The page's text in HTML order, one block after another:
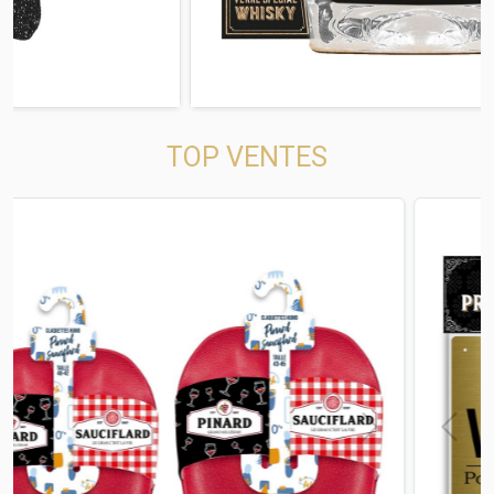
TOP VENTES
Previous Next